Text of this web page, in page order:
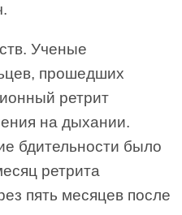
Ученые
прошедших
ретрит
на дыхании.
бдительности было
ретрита
пять месяцев после